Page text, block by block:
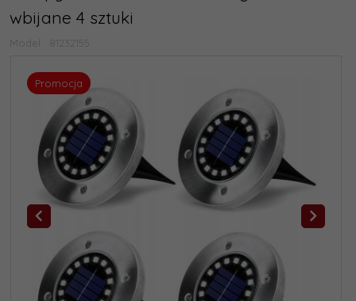
wbijane 4 sztuki
Model: 81232155
Promocja